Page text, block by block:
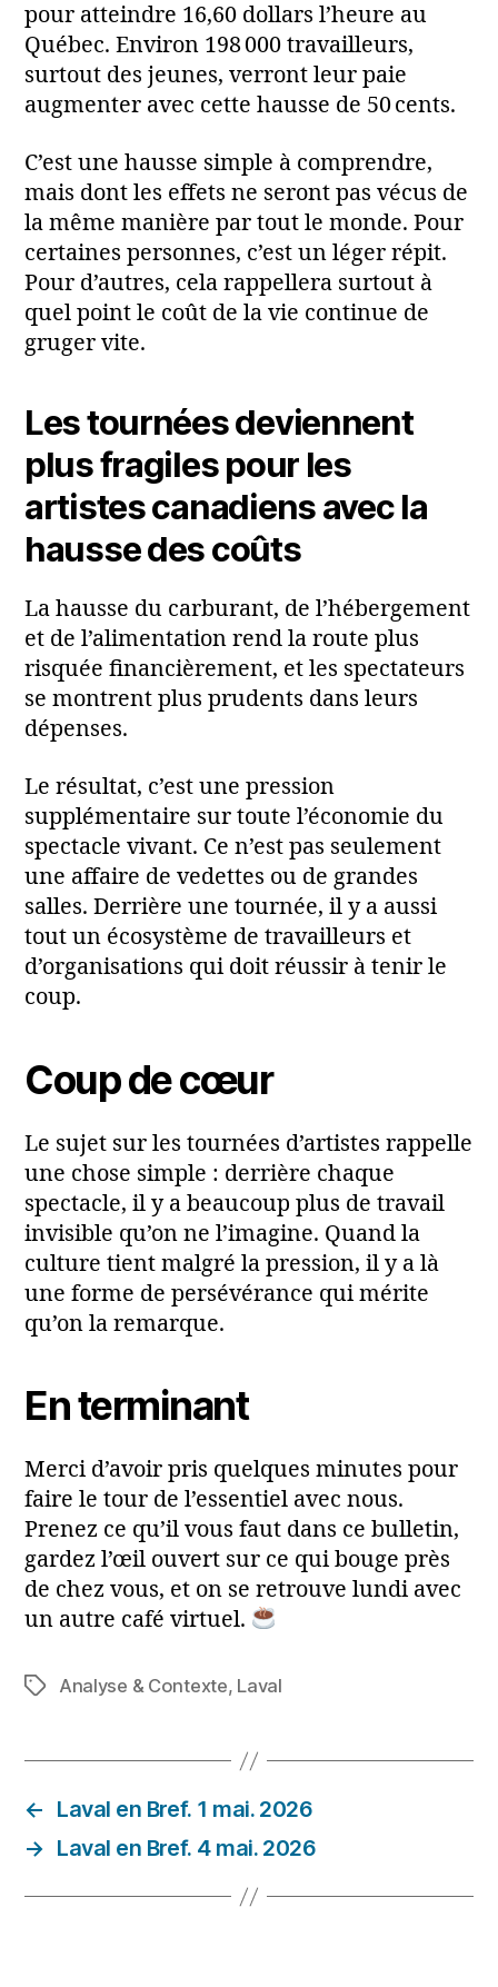
pour atteindre 16,60 dollars l’heure au
Québec. Environ 198 000 travailleurs,
surtout des jeunes, verront leur paie
augmenter avec cette hausse de 50 cents.
C’est une hausse simple à comprendre,
mais dont les effets ne seront pas vécus de
la même manière par tout le monde. Pour
certaines personnes, c’est un léger répit.
Pour d’autres, cela rappellera surtout à
quel point le coût de la vie continue de
gruger vite.
Les tournées deviennent
plus fragiles pour les
artistes canadiens avec la
hausse des coûts
La hausse du carburant, de l’hébergement
et de l’alimentation rend la route plus
risquée financièrement, et les spectateurs
se montrent plus prudents dans leurs
dépenses.
Le résultat, c’est une pression
supplémentaire sur toute l’économie du
spectacle vivant. Ce n’est pas seulement
une affaire de vedettes ou de grandes
salles. Derrière une tournée, il y a aussi
tout un écosystème de travailleurs et
d’organisations qui doit réussir à tenir le
coup.
Coup de cœur
Le sujet sur les tournées d’artistes rappelle
une chose simple : derrière chaque
spectacle, il y a beaucoup plus de travail
invisible qu’on ne l’imagine. Quand la
culture tient malgré la pression, il y a là
une forme de persévérance qui mérite
qu’on la remarque.
En terminant
Merci d’avoir pris quelques minutes pour
faire le tour de l’essentiel avec nous.
Prenez ce qu’il vous faut dans ce bulletin,
gardez l’œil ouvert sur ce qui bouge près
de chez vous, et on se retrouve lundi avec
un autre café virtuel.
Étiquettes
Analyse & Contexte, Laval
← Laval en Bref. 1 mai. 2026
→ Laval en Bref. 4 mai. 2026